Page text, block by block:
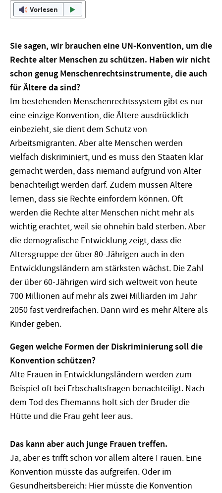
Vorlesen
Sie sagen, wir brauchen eine UN-Konvention, um die
Rechte alter Menschen zu schützen. Haben wir nicht
schon genug Menschenrechtsinstrumente, die auch
für Ältere da sind?
Im bestehenden Menschenrechtssystem gibt es nur
eine einzige Konvention, die Ältere ausdrücklich
einbezieht, sie dient dem Schutz von
Arbeitsmigranten. Aber alte Menschen werden
vielfach diskriminiert, und es muss den Staaten klar
gemacht werden, dass niemand aufgrund von Alter
benachteiligt werden darf. Zudem müssen Ältere
lernen, dass sie Rechte einfordern können. Oft
werden die Rechte alter Menschen nicht mehr als
wichtig erachtet, weil sie ohnehin bald sterben. Aber
die demografische Entwicklung zeigt, dass die
Altersgruppe der über 80-Jährigen auch in den
Entwicklungsländern am stärksten wächst. Die Zahl
der über 60-Jährigen wird sich weltweit von heute
700 Millionen auf mehr als zwei Milliarden im Jahr
2050 fast verdreifachen. Dann wird es mehr Ältere als
Kinder geben.
Gegen welche Formen der Diskriminierung soll die
Konvention schützen?
Alte Frauen in Entwicklungsländern werden zum
Beispiel oft bei Erbschaftsfragen benachteiligt. Nach
dem Tod des Ehemanns holt sich der Bruder die
Hütte und die Frau geht leer aus.
Das kann aber auch junge Frauen treffen.
Ja, aber es trifft schon vor allem ältere Frauen. Eine
Konvention müsste das aufgreifen. Oder im
Gesundheitsbereich: Hier müsste die Konvention